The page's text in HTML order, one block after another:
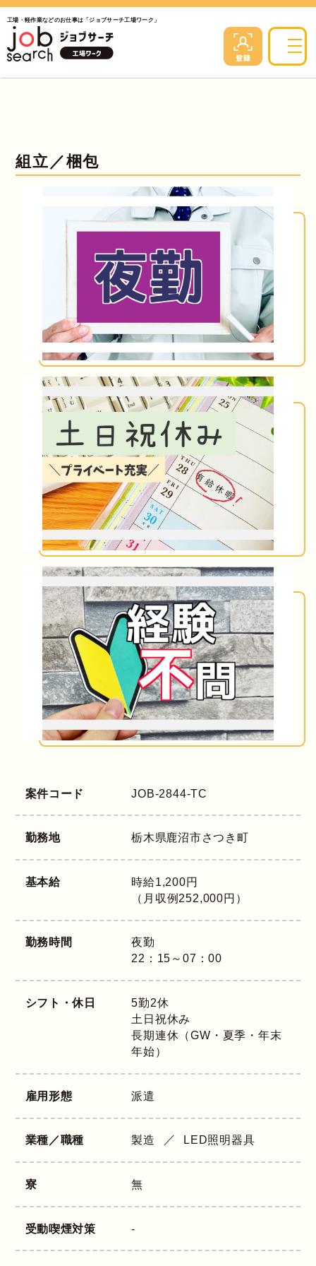
工場・軽作業などのお仕事は「ジョブサーチ工場ワーク」
組立／梱包
案件コード JOB-2844-TC
勤務地 栃木県鹿沼市さつき町
基本給
時給1,200円
（月収例252,000円）
勤務時間
夜勤
22：15～07：00
シフト・休日
5勤2休
土日祝休み
長期連休（GW・夏季・年末
年始）
雇用形態 派遣
業種／職種 製造 LED照明器具
寮 無
受動喫煙対策 -